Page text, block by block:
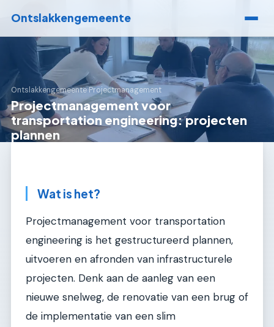
Ontslakkengemeente
Ontslakkengemeente›Projectmanagement
Projectmanagement voor
transportation engineering: projecten
plannen
Wat is het?
Projectmanagement voor transportation
engineering is het gestructureerd plannen,
uitvoeren en afronden van infrastructurele
projecten. Denk aan de aanleg van een
nieuwe snelweg, de renovatie van een brug of
de implementatie van een slim